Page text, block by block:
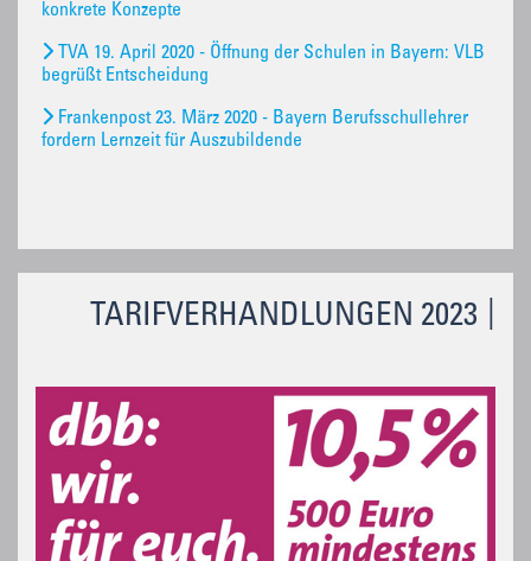
TARIFVERHANDLUNGEN 2023
konkrete Konzepte
TVA 19. April 2020 - Öffnung der Schulen in Bayern: VLB
begrüßt Entscheidung
Frankenpost 23. März 2020 - Bayern Berufsschullehrer
fordern Lernzeit für Auszubildende